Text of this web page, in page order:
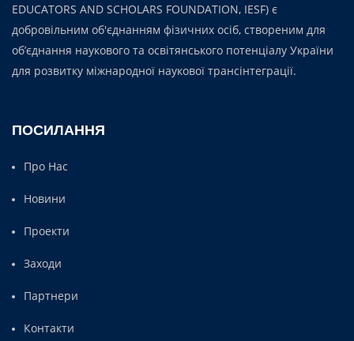
EDUCATORS AND SCHOLARS FOUNDATION, IESF) є
добровільним об'єднанням фізичних осіб, створеним для
об’єднання наукового та освітянського потенціалу України
для розвитку міжнародної наукової трансінтеграції.
ПОСИЛАННЯ
Про Нас
Новини
Проекти
Заходи
Партнери
Контакти